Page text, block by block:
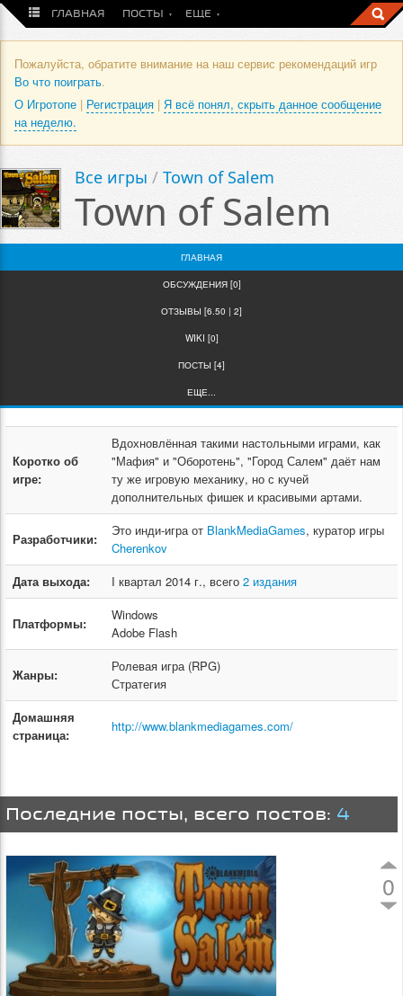
ГЛАВНАЯ ПОСТЫ ЕЩЕ
Пожалуйста, обратите внимание на наш сервис рекомендаций игр
Во что поиграть.
О Игротопе | Регистрация | Я всё понял, скрыть данное сообщение
на неделю.
Все игры / Town of Salem
Town of Salem
ГЛАВНАЯ
ОБСУЖДЕНИЯ [0]
ОТЗЫВЫ [6.50 | 2]
WIKI [0]
ПОСТЫ [4]
ЕЩЕ...
Коротко об
игре:
Вдохновлённая такими настольными играми, как
"Мафия" и "Оборотень", "Город Салем" даёт нам
ту же игровую механику, но с кучей
дополнительных фишек и красивыми артами.
Разработчики:
Это инди-игра от BlankMediaGames, куратор игры
Cherenkov
Дата выхода:
I квартал 2014 г., всего 2 издания
Платформы:
Windows
Adobe Flash
Жанры:
Ролевая игра (RPG)
Стратегия
Домашняя
страница:
http://www.blankmediagames.com/
Последние посты, всего постов: 4
0